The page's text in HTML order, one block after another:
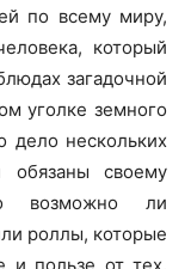
по всему миру,
который
загадочной
уголке земного
дело нескольких
обязаны своему
возможно ли
роллы, которые